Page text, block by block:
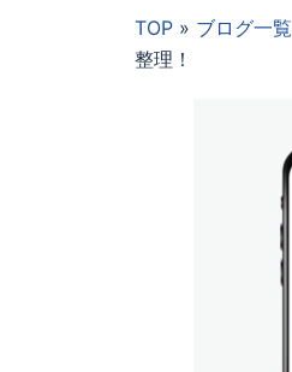
TOP » ブログ一覧
整理！